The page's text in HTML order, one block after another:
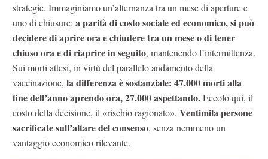
strategie. Immaginiamo un’alternanza tra un mese di aperture e
uno di chiusure: a parità di costo sociale ed economico, si può
decidere di aprire ora e chiudere tra un mese o di tener
chiuso ora e di riaprire in seguito, mantenendo l’intermittenza.
Sui morti attesi, in virtù del parallelo andamento della
vaccinazione, la differenza è sostanziale: 47.000 morti alla
fine dell’anno aprendo ora, 27.000 aspettando.Eccolo qui, il
costo della decisione, il «rischio ragionato». Ventimila persone
sacrificate sull’altare del consenso, senza nemmeno un
vantaggio economico rilevante.